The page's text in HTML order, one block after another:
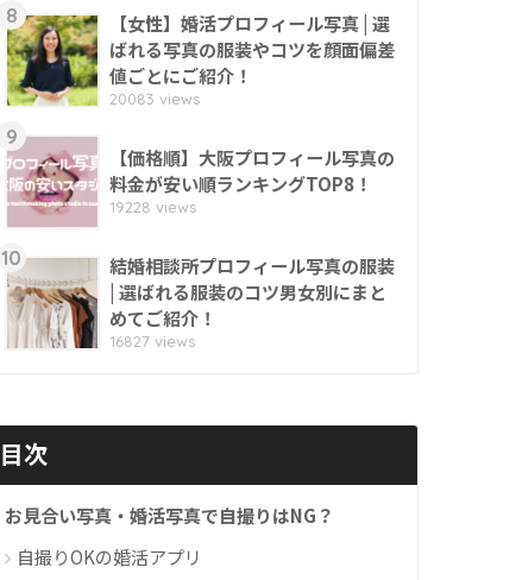
8
【女性】婚活プロフィール写真 | 選
ばれる写真の服装やコツを顔面偏差
値ごとにご紹介！
20083 views
9
【価格順】大阪プロフィール写真の
料金が安い順ランキングTOP8！
19228 views
10
結婚相談所プロフィール写真の服装
| 選ばれる服装のコツ男女別にまと
めてご紹介！
16827 views
目次
お見合い写真・婚活写真で自撮りはNG？
自撮りOKの婚活アプリ